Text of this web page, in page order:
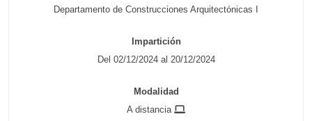
Departamento de Construcciones Arquitectónicas I
Impartición
Del 02/12/2024 al 20/12/2024
Modalidad
A distancia